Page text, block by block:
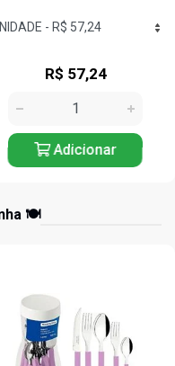
R$ 57,24
Adicionar
🍽️